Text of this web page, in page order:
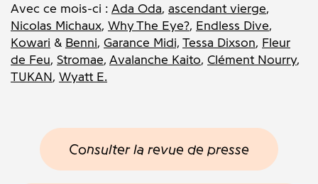
Avec ce mois-ci : Ada Oda, ascendant vierge,
Nicolas Michaux, Why The Eye?, Endless Dive,
Kowari & Benni, Garance Midi, Tessa Dixson, Fleur
de Feu, Stromae, Avalanche Kaito, Clément Nourry,
TUKAN, Wyatt E.
Consulter la revue de presse